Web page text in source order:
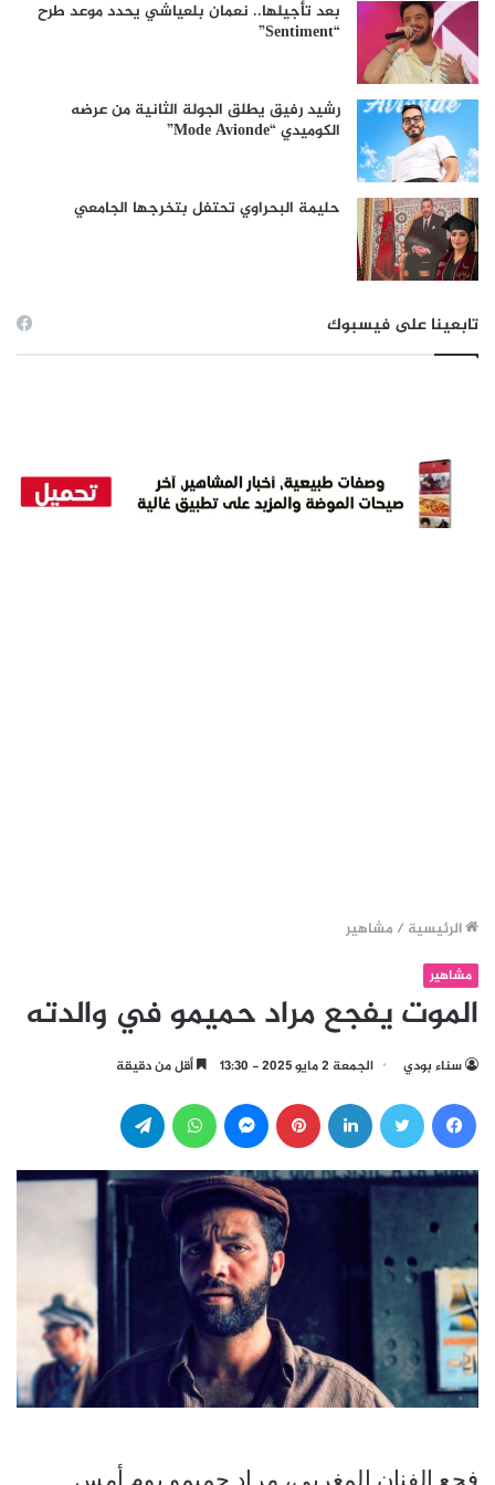
بعد تأجيلها.. نعمان بلعياشي يحدد موعد طرح
“Sentiment”
رشيد رفيق يطلق الجولة الثانية من عرضه
الكوميدي “Mode Avionde”
حليمة البحراوي تحتفل بتخرجها الجامعي
تابعينا على فيسبوك